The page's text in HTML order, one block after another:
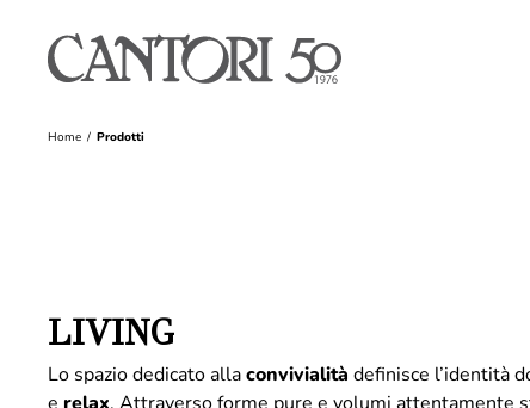
Home Prodotti
LIVING
Lo spazio dedicato allaconvivialità definisce l’identità